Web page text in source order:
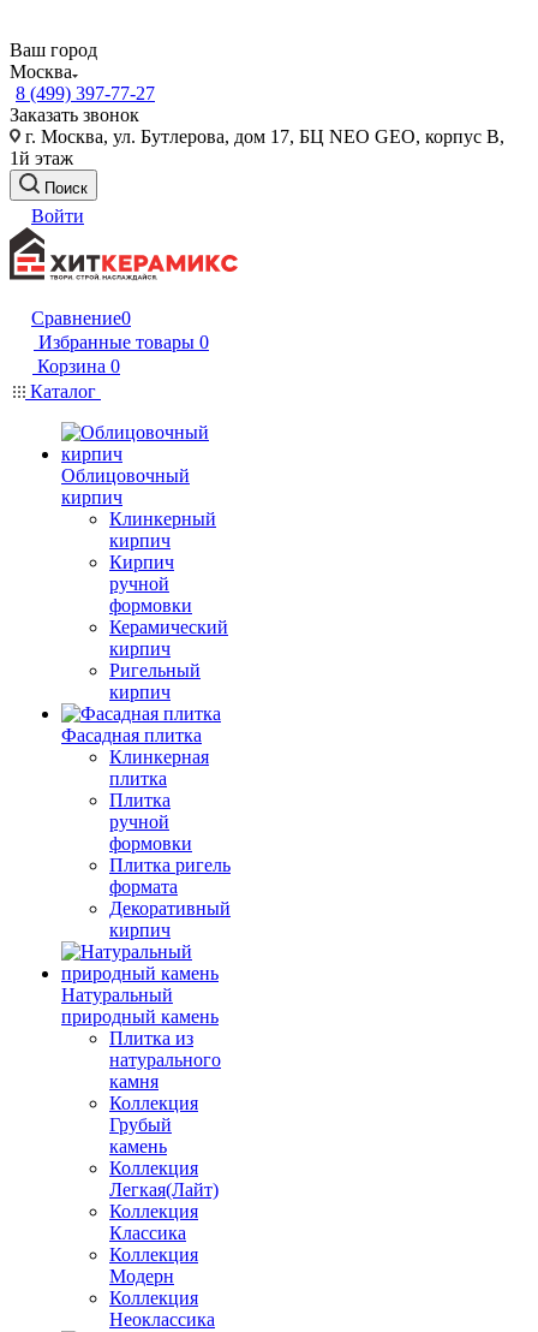
Ваш город
Москва
8 (499) 397-77-27
Заказать звонок
г. Москва, ул. Бутлерова, дом 17, БЦ NEO GEO, корпус В,
1й этаж
Поиск
Войти
Сравнение0
Избранные товары 0
Корзина 0
Каталог
Облицовочный
кирпич
Клинкерный
кирпич
Кирпич
ручной
формовки
Керамический
кирпич
Ригельный
кирпич
Фасадная плитка
Клинкерная
плитка
Плитка
ручной
формовки
Плитка ригель
формата
Декоративный
кирпич
Натуральный
природный камень
Плитка из
натурального
камня
Коллекция
Грубый
камень
Коллекция
Легкая(Лайт)
Коллекция
Классика
Коллекция
Модерн
Коллекция
Неоклассика